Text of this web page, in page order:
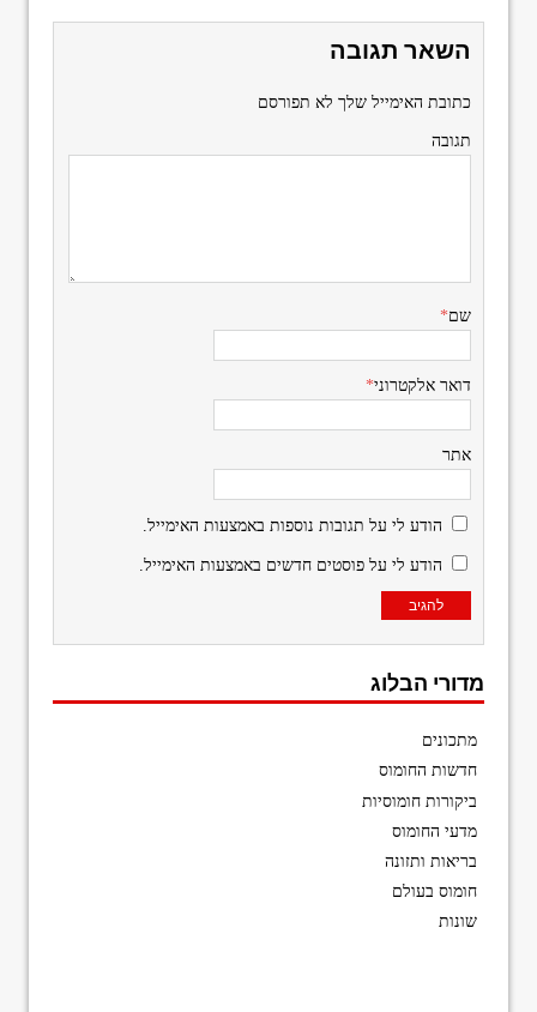
השאר תגובה
כתובת האימייל שלך לא תפורסם
תגובה
שם*
דואר אלקטרוני*
אתר
הודע לי על תגובות נוספות באמצעות האימייל.
הודע לי על פוסטים חדשים באמצעות האימייל.
מדורי הבלוג
מתכונים
חדשות החומוס
ביקורות חומוסיות
מדעי החומוס
בריאות ותזונה
חומוס בעולם
שונות